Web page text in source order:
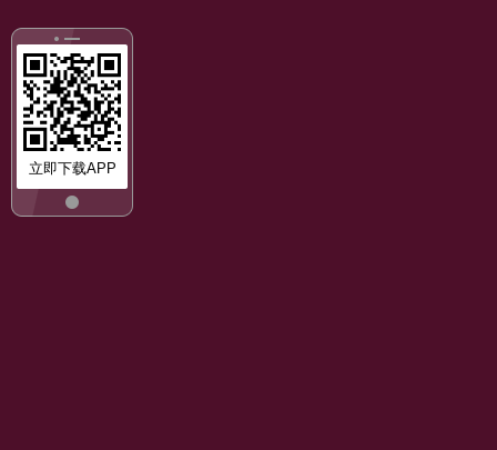
立即下载APP